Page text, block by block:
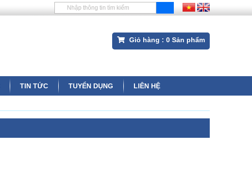
Giỏ hàng : 0 Sản phẩm
TIN TỨC TUYỂN DỤNG LIÊN HỆ